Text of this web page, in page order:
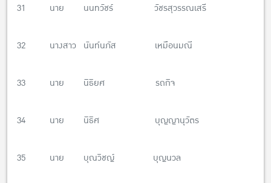
31 นาย นนทวัชร์ วัชรสุวรรณเสรี
32 นางสาว นันท์นภัส เหมือนมณี
33 นาย นิธิยศ รถกิจ
34 นาย นิธิศ บุญญานุวัตร
35 นาย บุณวิชญ์ บุญนวล